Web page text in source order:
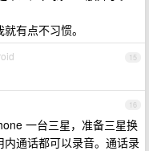
有点不习惯。
15
16
一台三星，准备三星换
通话都可以录音。通话录